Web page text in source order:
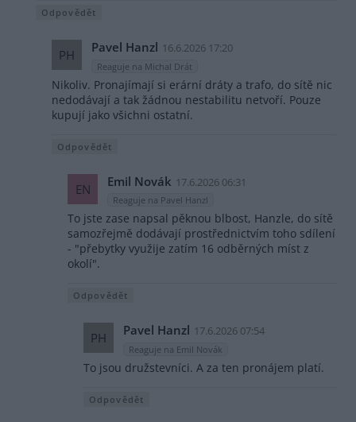
Odpovědět
PH Pavel Hanzl 16.6.2026 17:20
Reaguje na Michal Drát
Nikoliv. Pronajímají si erární dráty a trafo, do sítě nic
nedodávají a tak žádnou nestabilitu netvoří. Pouze
kupují jako všichni ostatní.
Odpovědět
EN Emil Novák 17.6.2026 06:31
Reaguje na Pavel Hanzl
To jste zase napsal pěknou blbost, Hanzle, do sítě
samozřejmě dodávají prostřednictvím toho sdílení
- "přebytky využije zatím 16 odběrných míst z
okolí".
Odpovědět
PH Pavel Hanzl 17.6.2026 07:54
Reaguje na Emil Novák
To jsou družstevníci. A za ten pronájem platí.
Odpovědět